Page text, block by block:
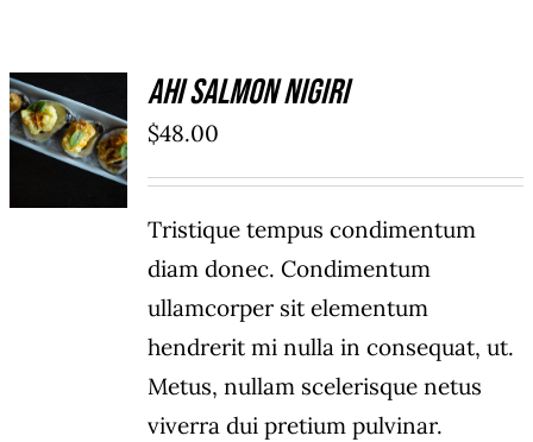
ADD TO
CART
/
DÉTAILS
Ahi Salmon Nigiri
$48.00
Tristique tempus condimentum
diam donec. Condimentum
ullamcorper sit elementum
hendrerit mi nulla in consequat, ut.
Metus, nullam scelerisque netus
viverra dui pretium pulvinar.